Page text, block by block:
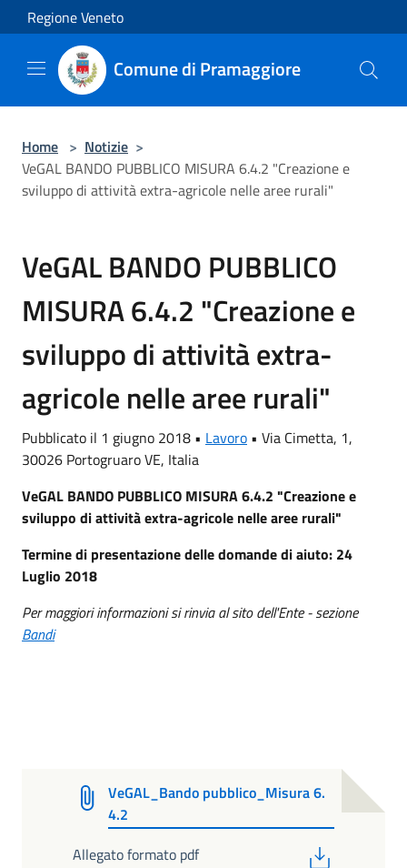
Salta al contenuto principale
Regione Veneto
Comune di Pramaggiore
Home > Notizie >
VeGAL BANDO PUBBLICO MISURA 6.4.2 "Creazione e
sviluppo di attività extra-agricole nelle aree rurali"
VeGAL BANDO PUBBLICO
MISURA 6.4.2 "Creazione e
sviluppo di attività extra-
agricole nelle aree rurali"
Pubblicato il 1 giugno 2018 • Lavoro • Via Cimetta, 1,
30026 Portogruaro VE, Italia
VeGAL BANDO PUBBLICO MISURA 6.4.2 "Creazione e
sviluppo di attività extra-agricole nelle aree rurali"
Termine di presentazione delle domande di aiuto: 24
Luglio 2018
Per maggiori informazioni si rinvia al sito dell'Ente - sezione
Bandi
VeGAL_Bando pubblico_Misura 6.
4.2
Allegato formato pdf